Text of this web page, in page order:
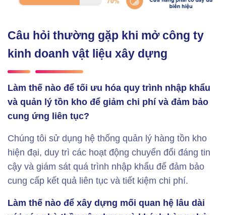
Câu hỏi thường gặp khi mở công ty
kinh doanh vật liệu xây dựng
Làm thế nào để tối ưu hóa quy trình nhập khẩu
và quản lý tồn kho để giảm chi phí và đảm bảo
cung ứng liên tục?
Chúng tôi sử dụng hệ thống quản lý hàng tồn kho
hiện đại, duy trì các hoạt động chuyển đổi đáng tin
cậy và giám sát quá trình nhập khẩu để đảm bảo
cung cấp kết quả liên tục và tiết kiệm chi phí.
Làm thế nào để xây dựng mối quan hệ lâu dài